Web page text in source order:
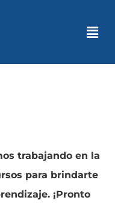
trabajando en la
para brindarte
¡Pronto